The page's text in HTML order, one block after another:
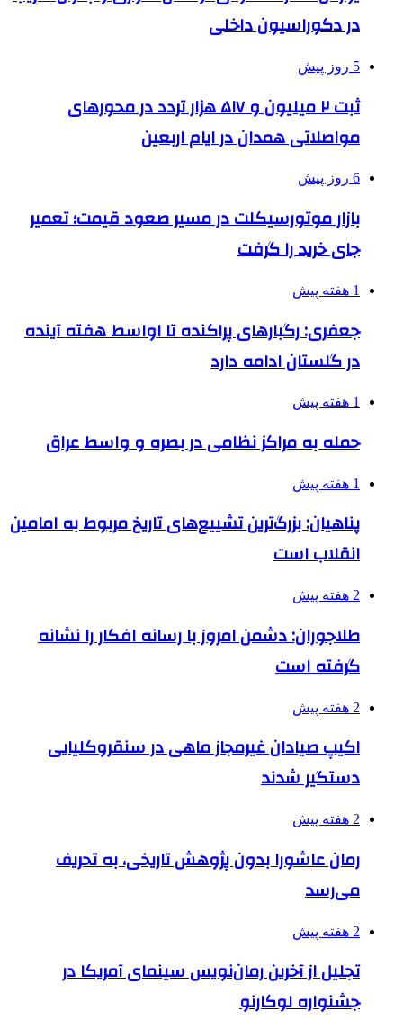
در دکوراسیون داخلی
5 روز پیش
ثبت ۲ میلیون و ۵۱۷ هزار تردد در محورهای
مواصلاتی همدان در ایام اربعین
6 روز پیش
بازار موتورسیکلت در مسیر صعود قیمت؛ تعمیر
جای خرید را گرفت
1 هفته پیش
جعفری: رگبارهای پراکنده تا اواسط هفته آینده
در گلستان ادامه دارد
1 هفته پیش
حمله به مراکز نظامی در بصره و واسط عراق
1 هفته پیش
پناهیان: بزرگ‌ترین تشییع‌های تاریخ مربوط به امامین
انقلاب است
2 هفته پیش
طلاجوران: دشمن امروز با رسانه افکار را نشانه
گرفته است
2 هفته پیش
اکیپ صیادان غیرمجاز ماهی در سنقروکلیایی
دستگیر شدند
2 هفته پیش
رمان عاشورا بدون پژوهش تاریخی، به تحریف
می‌رسد
2 هفته پیش
تجلیل از آخرین رمان‌نویس سینمای آمریکا در
جشنواره لوکارنو